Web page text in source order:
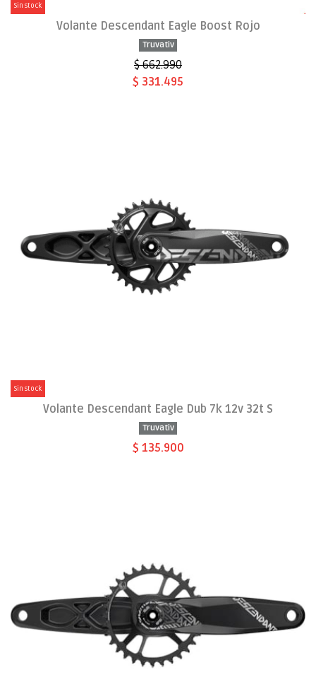
Sin stock
Volante Descendant Eagle Boost Rojo
Truvativ
$ 662.990
$ 331.495
Sin stock
Volante Descendant Eagle Dub 7k 12v 32t S
Truvativ
$ 135.900